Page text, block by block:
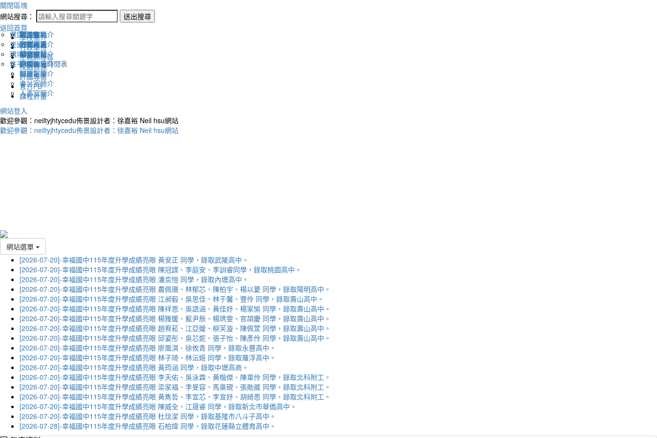
關閉區塊
網站搜尋：
送出搜尋
返回首頁
學校簡介
認識幸福
地理位置
英文網站
幸福相簿
媒體報導
行政單位
校長室簡介
教務處簡介
學務處簡介
總務處簡介
輔導室簡介
會計室簡介
人事室簡介
生親師專區
新生專區
升學專區
圖書館藏
學校作息時間表
校園資源
電子報
下載列表
評鑑專區
健康促進
交通安全
環境教育
性平教育
官方FB
課程計畫
網站登入
歡迎參觀：neiltyjhtycedu佈景設計者：徐嘉裕 Neil hsu網站
歡迎參觀：neiltyjhtycedu佈景設計者：徐嘉裕 Neil hsu網站
網站選單
[2026-07-20]-幸福國中115年度升學成績亮眼 黃安正 同學，錄取武陵高中。
[2026-07-20]-幸福國中115年度升學成績亮眼 陳冠謀、李庭安、李訓睿同學，錄取桃園高中。
[2026-07-20]-幸福國中115年度升學成績亮眼 潘奕愷 同學，錄取內壢高中。
[2026-07-20]-幸福國中115年度升學成績亮眼 農佩珊、林郁芯、陳柏宇、楊以薆 同學，錄取陽明高中。
[2026-07-20]-幸福國中115年度升學成績亮眼 江昶毅、吳思佳、林于馨、豐伶 同學，錄取壽山高中。
[2026-07-20]-幸福國中115年度升學成績亮眼 陳祥恩、吳語涵、黃佳妤、楊家愉 同學，錄取壽山高中。
[2026-07-20]-幸福國中115年度升學成績亮眼 楊雅媛、藍尹辰、楊琇雯、官頡慶 同學，錄取壽山高中。
[2026-07-20]-幸福國中115年度升學成績亮眼 趙宥菘、江亞嬡、柳芙漩、陳佩萱 同學，錄取壽山高中。
[2026-07-20]-幸福國中115年度升學成績亮眼 邱姿彤、吳芯妮、張子怡、陳彥伶 同學，錄取壽山高中。
[2026-07-20]-幸福國中115年度升學成績亮眼 廖凰淇、徐攸青 同學，錄取永豐高中。
[2026-07-20]-幸福國中115年度升學成績亮眼 林子琦、林沄嬨 同學，錄取羅浮高中。
[2026-07-20]-幸福國中115年度升學成績亮眼 黃筠涵 同學，錄取中壢高商。
[2026-07-20]-幸福國中115年度升學成績亮眼 李天佑、吳泳霖、黃楷傑、陳韋伶 同學，錄取北科附工。
[2026-07-20]-幸福國中115年度升學成績亮眼 梁家福、李旻容、馬稟硯、張勛崴 同學，錄取北科附工。
[2026-07-20]-幸福國中115年度升學成績亮眼 黃雋哲、李宜芯、李宣妤、胡綺恩 同學，錄取北科附工。
[2026-07-20]-幸福國中115年度升學成績亮眼 陳威全、江晟睿 同學，錄取新北市華僑高中。
[2026-07-20]-幸福國中115年度升學成績亮眼 杜玟潔 同學，錄取基隆市八斗子高中。
[2026-07-28]-幸福國中115年度升學成績亮眼 石柏煒 同學，錄取花蓮縣立體育高中。